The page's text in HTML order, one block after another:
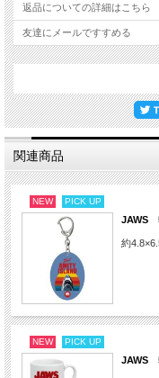
返品についての詳細はこちら
友達にメールですすめる
関連商品
NEW PICK UP
JAWS
約
NEW PICK UP
JAWS